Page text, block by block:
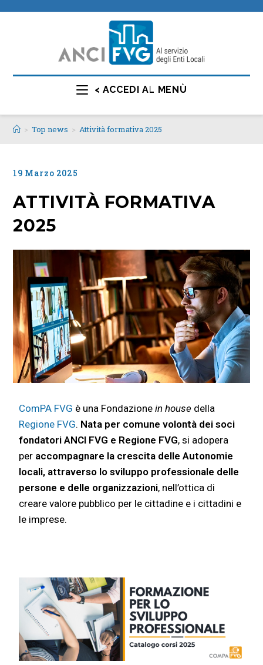
< ACCEDI AL MENÙ
> Top news > Attività formativa 2025
19 Marzo 2025
ATTIVITÀ FORMATIVA
2025
ComPA FVG è una Fondazionein house della
Regione FVG. Nata per comune volontà dei soci
fondatori ANCI FVG e Regione FVG, si adopera
per accompagnare la crescita delle Autonomie
locali, attraverso lo sviluppo professionale delle
persone e delle organizzazioni, nell’ottica di
creare valore pubblico per le cittadine e i cittadini e
le imprese.